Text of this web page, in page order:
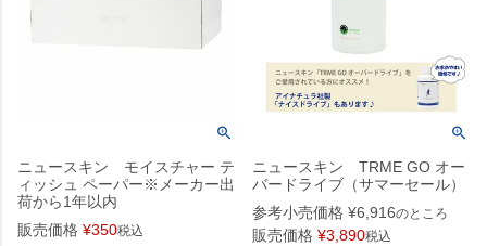
ニュースキン モイスチャー テ
ィッシュ ペーパー※メーカー出
荷から1年以内
販売価格 ¥350税込
ニュースキン TRME GO オー
バードライブ（サマーセール）
参考小売価格 ¥6,916のところ
販売価格 ¥3,890税込